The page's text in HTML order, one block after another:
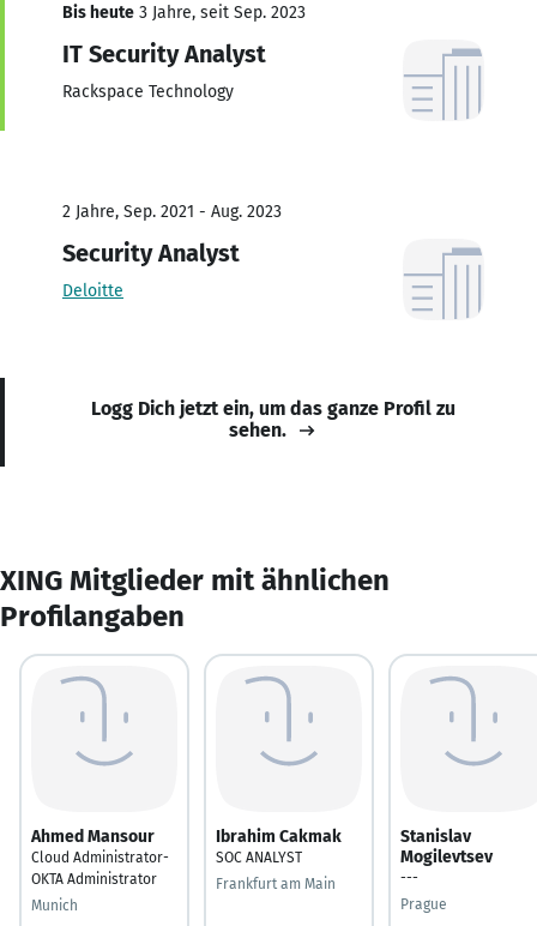
Bis heute 3 Jahre, seit Sep. 2023
IT Security Analyst
Rackspace Technology
2 Jahre, Sep. 2021 - Aug. 2023
Security Analyst
Deloitte
Logg Dich jetzt ein, um das ganze Profil zu
sehen.
XING Mitglieder mit ähnlichen
Profilangaben
Ahmed Mansour
Cloud Administrator-
OKTA Administrator
Munich
Ibrahim Cakmak
SOC ANALYST
Frankfurt am Main
Stanislav
Mogilevtsev
---
Prague